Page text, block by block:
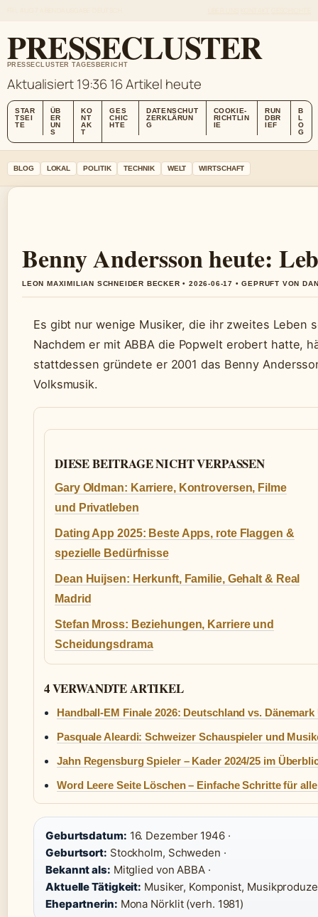
PRESSECLUSTER
PRESSECLUSTER TAGESBERICHT
Aktualisiert 19:3616 Artikel heute
STAR
TSEI
TE
ÜB
ER
UN
S
KO
NT
AK
T
GES
CHIC
HTE
DATENSCHUT
ZERKLÄRUN
G
COOKIE-
RICHTLIN
IE
RUN
DBR
IEF
B
L
O
G
BLOG LOKAL POLITIK TECHNIK WELT WIRTSCHAFT
Benny Andersson heute:
LEON MAXIMILIAN SCHNEIDER BECKER • 2026-06-17 • GEPRUFT VON
Es gibt nur wenige Musiker, die ihr zweites Leben
Nachdem er mit ABBA die Popwelt erobert hatte,
stattdessen gründete er 2001 das Benny
Volksmusik.
DIESE BEITRAGE NICHT VERPASSEN
Gary Oldman: Karriere, Kontroversen, Filme
und Privatleben
Dating App 2025: Beste Apps, rote Flaggen &
spezielle Bedürfnisse
Dean Huijsen: Herkunft, Familie, Gehalt & Real
Madrid
Stefan Mross: Beziehungen, Karriere und
Scheidungsdrama
4 VERWANDTE ARTIKEL
Handball-EM Finale 2026: Deutschland vs.
Pasquale Aleardi: Schweizer Schauspieler und
Jahn Regensburg Spieler – Kader 2024/25 im
Word Leere Seite Löschen – Einfache Schritte für
Geburtsdatum: 16. Dezember 1946 ·
Geburtsort: Stockholm, Schweden ·
Bekannt als: Mitglied von ABBA ·
Aktuelle Tätigkeit: Musiker, Komponist,
Ehepartnerin: Mona Nörklit (verh. 1981)